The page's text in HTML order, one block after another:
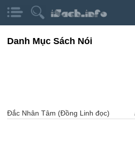
Danh Mục Sách Nói
Đắc Nhân Tâm (Đồng Linh đọc)